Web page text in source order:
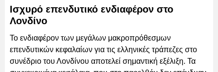
Ισχυρό επενδυτικό ενδιαφέρον στο
Λονδίνο
Το ενδιαφέρον των μεγάλων μακροπρόθεσμων
επενδυτικών κεφαλαίων για τις ελληνικές τράπεζες στο
συνέδριο του Λονδίνου αποτελεί σημαντική εξέλιξη. Τα